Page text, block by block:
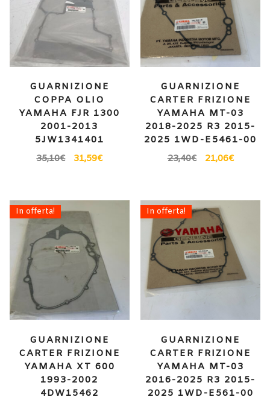
GUARNIZIONE
COPPA OLIO
YAMAHA FJR 1300
2001-2013
5JW1341401
35,10€ 31,59€
GUARNIZIONE
CARTER FRIZIONE
YAMAHA MT-03
2018-2025 R3 2015-
2025 1WD-E5461-00
23,40€ 21,06€
In offerta!
GUARNIZIONE
CARTER FRIZIONE
YAMAHA XT 600
1993-2002
4DW15462
In offerta!
GUARNIZIONE
CARTER FRIZIONE
YAMAHA MT-03
2016-2025 R3 2015-
2025 1WD-E561-00